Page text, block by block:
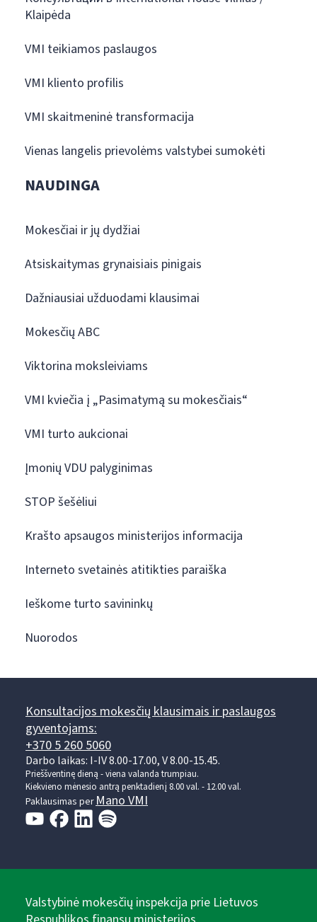
Klaipėda
VMI teikiamos paslaugos
VMI kliento profilis
VMI skaitmeninė transformacija
Vienas langelis prievolėms valstybei sumokėti
NAUDINGA
Mokesčiai ir jų dydžiai
Atsiskaitymas grynaisiais pinigais
Dažniausiai užduodami klausimai
Mokesčių ABC
Viktorina moksleiviams
VMI kviečia į „Pasimatymą su mokesčiais“
VMI turto aukcionai
Įmonių VDU palyginimas
STOP šešėliui
Krašto apsaugos ministerijos informacija
Interneto svetainės atitikties paraiška
Ieškome turto savininkų
Nuorodos
Konsultacijos mokesčių klausimais ir paslaugos
gyventojams:
+370 5 260 5060
Darbo laikas: I-IV 8.00-17.00, V 8.00-15.45.
Prieššventinę dieną - viena valanda trumpiau.
Kiekvieno mėnesio antrą penktadienį 8.00 val. - 12.00 val.
Paklausimas perMano VMI
Valstybinė mokesčių inspekcija prie Lietuvos